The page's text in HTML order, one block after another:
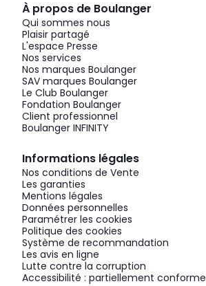
À propos de Boulanger
Qui sommes nous
Plaisir partagé
L'espace Presse
Nos services
Nos marques Boulanger
SAV marques Boulanger
Le Club Boulanger
Fondation Boulanger
Client professionnel
Boulanger INFINITY
Informations légales
Nos conditions de Vente
Les garanties
Mentions légales
Données personnelles
Paramétrer les cookies
Politique des cookies
Système de recommandation
Les avis en ligne
Lutte contre la corruption
Accessibilité : partiellement conforme